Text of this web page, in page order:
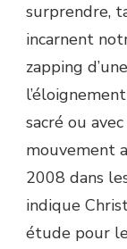
surprendre,
incarnent
zapping
sacré ou
mouvement
2008 dans
indique
étude pour